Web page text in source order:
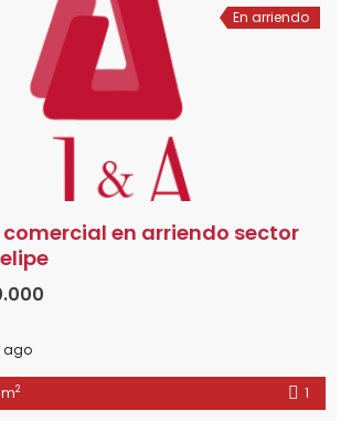
En arriendo
comercial en arriendo sector
ago
2 1